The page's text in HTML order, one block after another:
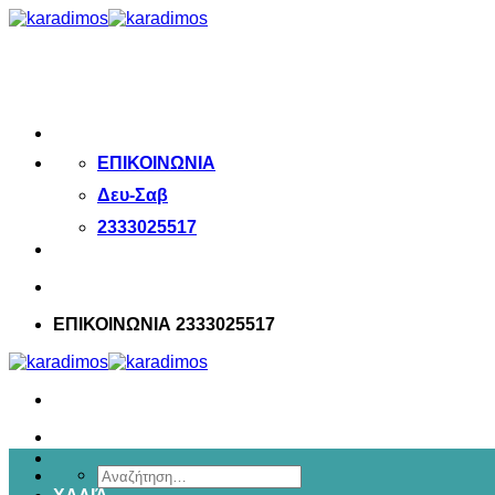
Μετάβαση
ΕΠΙΚΟΙΝΩΝΙΑ
Δευ-Σαβ
2333025517
ΕΠΙΚΟΙΝΩΝΙΑ 2333025517
Αναζήτηση